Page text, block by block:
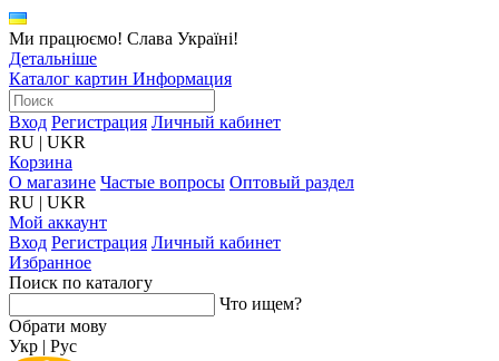
Ми працюємо! Слава Україні!
Детальніше
Каталог картин Информация
Вход Регистрация Личный кабинет
RU | UKR
Корзина
О магазине Частые вопросы Оптовый раздел
RU | UKR
Мой аккаунт
Вход Регистрация Личный кабинет
Избранное
Поиск по каталогу
Что ищем?
Обрати мову
Укр | Рус